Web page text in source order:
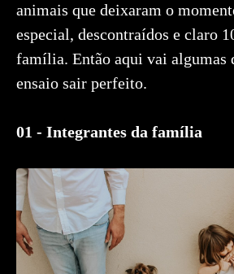
animais que deixaram o
especial, descontraídos e claro
família. Então aqui vai algumas
ensaio sair perfeito.
01 - Integrantes da família